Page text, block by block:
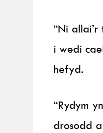
“Ni
i wedi
hefyd.
“Rydym
drosodd